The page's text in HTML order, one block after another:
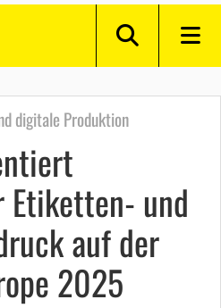
digitale Produktion
Etiketten- und
auf der
2025